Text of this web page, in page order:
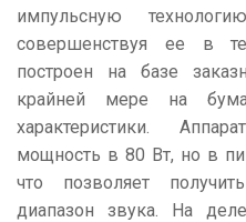
импульсную
совершенствуя ее в
построен на базе
крайней мере на
характеристики.
мощность в 80 Вт, но в
что позволяет
диапазон звука. На